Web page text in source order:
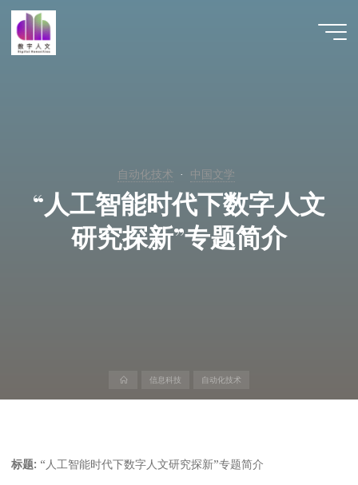
自动化技术 中国文学
“人工智能时代下数字人文
研究探新”专题简介
信息科技 自动化技术
标题: “人工智能时代下数字人文研究探新”专题简介